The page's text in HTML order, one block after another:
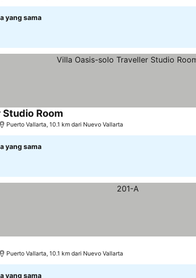
yang sama
Room
Puerto Vallarta, 10.1 km dari Nuevo Vallarta
yang sama
Puerto Vallarta, 10.1 km dari Nuevo Vallarta
yang sama